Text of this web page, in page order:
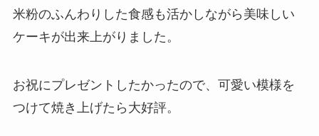
米粉のふんわりした食感も活かしながら美味しい
ケーキが出来上がりました。
お祝にプレゼントしたかったので、可愛い模様を
つけて焼き上げたら大好評。